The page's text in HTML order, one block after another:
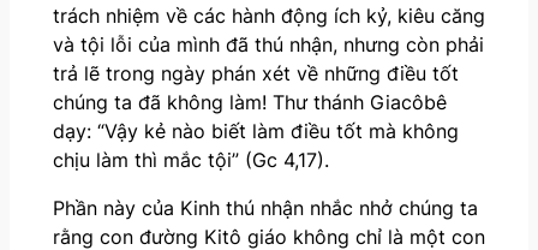
trách nhiệm về các hành động ích kỷ, kiêu căng
và tội lỗi của mình đã thú nhận, nhưng còn phải
trả lẽ trong ngày phán xét về những điều tốt
chúng ta đã không làm! Thư thánh Giacôbê
dạy: “Vậy kẻ nào biết làm điều tốt mà không
chịu làm thì mắc tội” (Gc 4,17).
Phần này của Kinh thú nhận nhắc nhở chúng ta
rằng con đường Kitô giáo không chỉ là một con